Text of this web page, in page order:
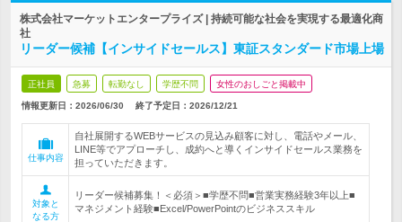
株式会社マーケットエンタープライズ | 持続可能な社会を実現する最適化商
社
リーダー候補【インサイドセールス】東証スタンダード市場上場
正社員 急募 転勤なし 学歴不問 女性のおしごと掲載中
情報更新日：2026/06/30 終了予定日： 2026/12/21
仕事内容
自社展開するWEBサービスの見込み顧客に対し、電話やメール、
LINE等でアプローチし、成約へと導くインサイドセールス業務を
担っていただきます。
対象と
なる方
リーダー候補募集！＜必須＞■学歴不問■営業実務経験3年以上■
マネジメント経験■Excel/PowerPointのビジネススキル